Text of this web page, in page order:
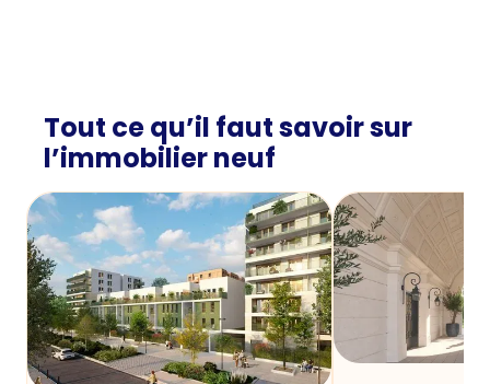
Tout ce qu’il faut savoir sur
l’immobilier neuf